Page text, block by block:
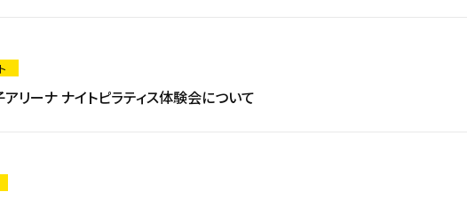
アリーナ ナイトピラティス体験会について